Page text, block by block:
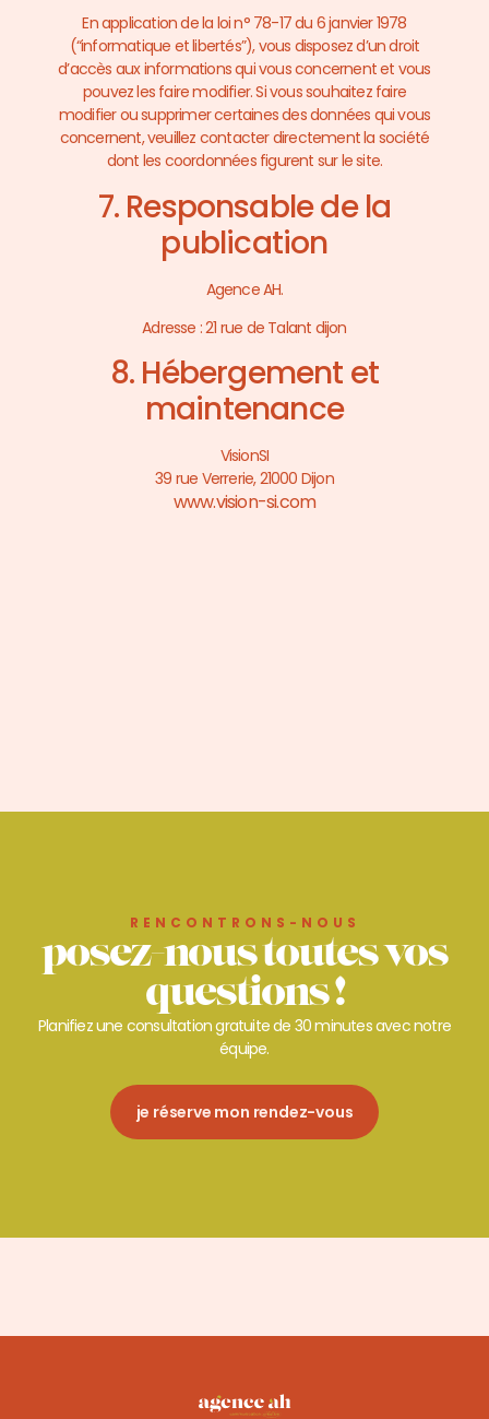
En application de la loi n° 78-17 du 6 janvier 1978
(“informatique et libertés”), vous disposez d’un droit
d’accès aux informations qui vous concernent et vous
pouvez les faire modifier. Si vous souhaitez faire
modifier ou supprimer certaines des données qui vous
concernent, veuillez contacter directement la société
dont les coordonnées figurent sur le site.
7. Responsable de la
publication
Agence AH.
Adresse : 21 rue de Talant dijon
8. Hébergement et
maintenance
VisionSI
39 rue Verrerie, 21000 Dijon
www.vision-si.com
RENCONTRONS-NOUS
posez-nous toutes vos
questions !
Planifiez une consultation gratuite de 30 minutes avec notre
équipe.
je réserve mon rendez-vous